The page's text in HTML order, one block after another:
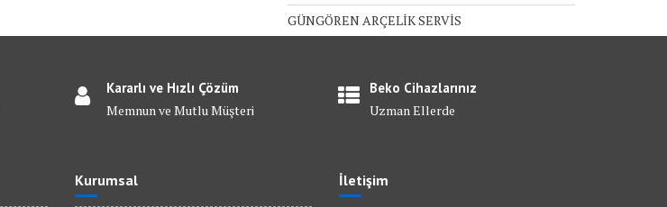
GÜNGÖREN ARÇELİK SERVİS
Kararlı ve Hızlı Çözüm
Memnun ve Mutlu Müşteri
Beko Cihazlarınız
Uzman Ellerde
Kurumsal İletişim